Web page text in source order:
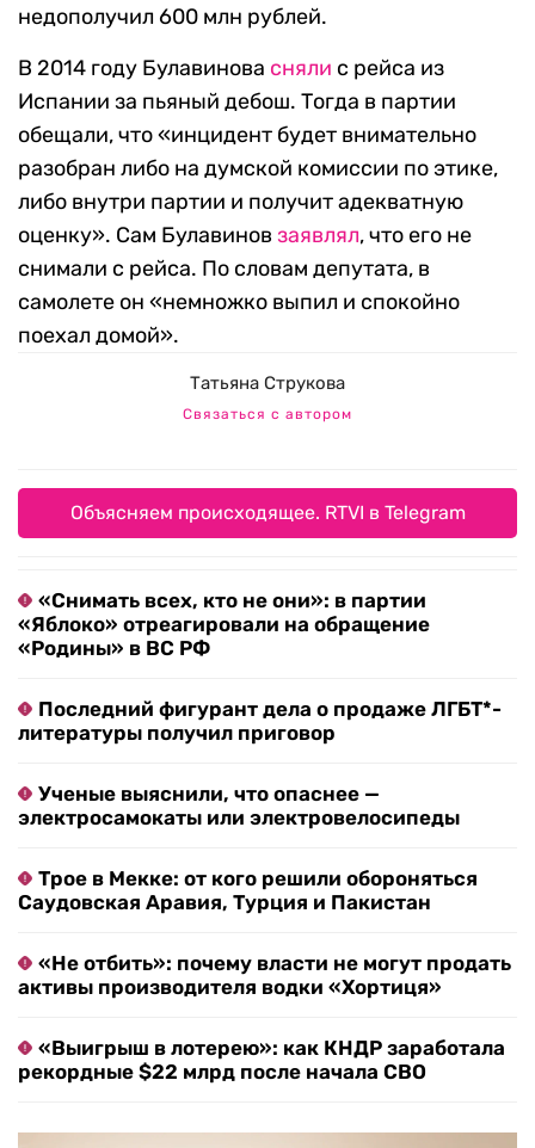
недополучил 600 млн рублей.
В 2014 году Булавинова сняли с рейса из
Испании за пьяный дебош. Тогда в партии
обещали, что «инцидент будет внимательно
разобран либо на думской комиссии по этике,
либо внутри партии и получит адекватную
оценку». Сам Булавинов заявлял, что его не
снимали с рейса. По словам депутата, в
самолете он «немножко выпил и спокойно
поехал домой».
Татьяна Струкова
Связаться с автором
Объясняем происходящее. RTVI в Telegram
«Снимать всех, кто не они»: в партии
«Яблоко» отреагировали на обращение
«Родины» в ВС РФ
Последний фигурант дела о продаже ЛГБТ*-
литературы получил приговор
Ученые выяснили, что опаснее —
электросамокаты или электровелосипеды
Трое в Мекке: от кого решили обороняться
Саудовская Аравия, Турция и Пакистан
«Не отбить»: почему власти не могут продать
активы производителя водки «Хортиця»
«Выигрыш в лотерею»: как КНДР заработала
рекордные $22 млрд после начала СВО